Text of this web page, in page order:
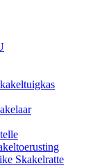
Skakelratte